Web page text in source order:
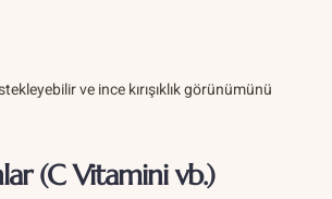
ve ince kırışıklık görünümünü
(C Vitamini vb.)